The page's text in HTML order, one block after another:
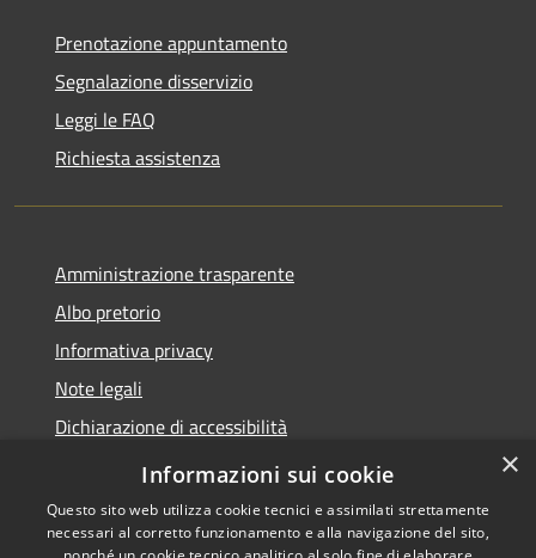
Prenotazione appuntamento
Segnalazione disservizio
Leggi le FAQ
Richiesta assistenza
Amministrazione trasparente
Albo pretorio
Informativa privacy
Note legali
Dichiarazione di accessibilità
Piano di miglioramento del sito
×
Informazioni sui cookie
Questo sito web utilizza cookie tecnici e assimilati strettamente
necessari al corretto funzionamento e alla navigazione del sito,